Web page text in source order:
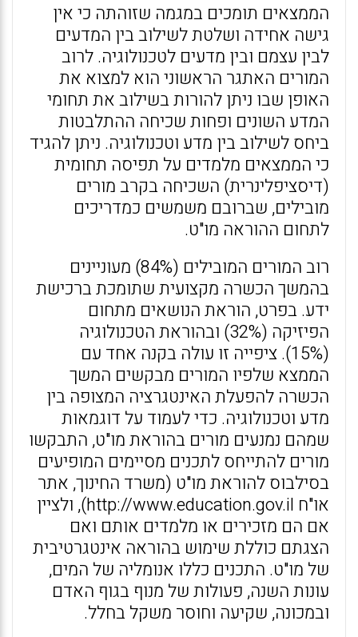
הממצאים תומכים במגמה שזוהתה כי אין
גישה אחידה ושלטת לשילוב בין המדעים
לבין עצמם ובין מדעים לטכנולוגיה. לרוב
המורים האתגר הראשוני הוא למצוא את
האופן שבו ניתן להורות בשילוב את תחומי
המדע השונים ופחות שכיחה ההתלבטות
ביחס לשילוב בין מדע וטכנולוגיה. ניתן להגיד
כי הממצאים מלמדים על תפיסה תחומית
(דיסציפלינרית) השכיחה בקרב מורים
מובילים, שברובם משמשים כמדריכים
לתחום ההוראה מו"ט.
רוב המורים המובילים (84%) מעוניינים
בהמשך הכשרה מקצועית שתומכת ברכישת
ידע. בפרט, הוראת הנושאים מתחום
הפיזיקה (32%) ובהוראת הטכנולוגיה
(15%). ציפייה זו עולה בקנה אחד עם
הממצא שלפיו המורים מבקשים המשך
הכשרה להפעלת האינטגרציה המצופה בין
מדע וטכנולוגיה. כדי לעמוד על דוגמאות
שמהם נמנעים מורים בהוראת מו"ט, התבקשו
מורים להתייחס לתכנים מסיימים המופיעים
בסילבוס להוראת מו"ט (משרד החינוך, אתר
או"ח http://www.education.gov.il), ולציין
אם הם מזכירים או מלמדים אותם ואם
הצגתם כוללת שימוש בהוראה אינטגרטיבית
של מו"ט. התכנים כללו אנומליה של המים,
עונות השנה, פעולות של מנוף בגוף האדם
ובמכונה, שקיעה וחוסר משקל בחלל.